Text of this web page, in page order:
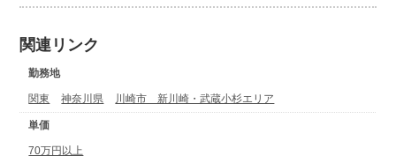
関連リンク
勤務地
関東 神奈川県 川崎市 新川崎・武蔵小杉エリア
単価
70万円以上